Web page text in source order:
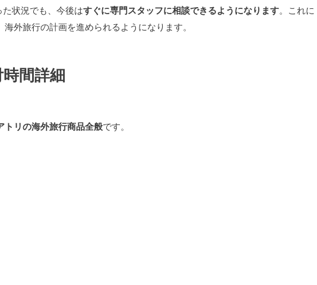
た状況でも、今後はすぐに専門スタッフに相談できるようになります。これに
海外旅行の計画を進められるようになります。
間詳細
トリの海外旅行商品全般です。